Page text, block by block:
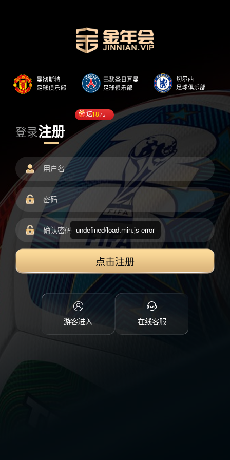
登录注册
送18元
点击注册
游客进入 在线客服
undefined/load.min.js error